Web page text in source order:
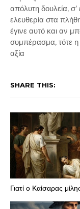
απόλυτη δουλεία,
ελευθερία στα
έγινε αυτό και αν
συμπέρασμα, τότε η
αξία
SHARE THIS:
Γιατί ο Καίσαρας